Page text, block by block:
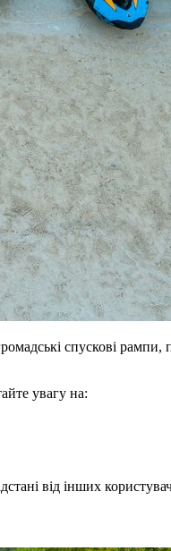
спускові
увагу на:
від інших